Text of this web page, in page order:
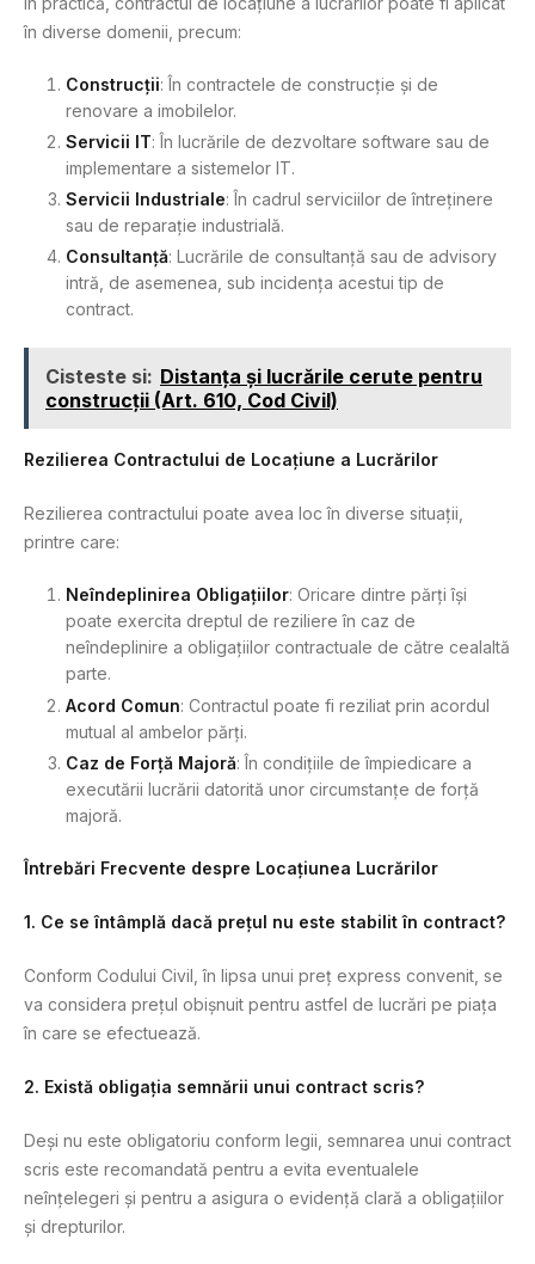
în diverse domenii, precum:
Construcții: În contractele de construcție și de
renovare a imobilelor.
Servicii IT: În lucrările de dezvoltare software sau de
implementare a sistemelor IT.
Servicii Industriale: În cadrul serviciilor de întreținere
sau de reparație industrială.
Consultanță: Lucrările de consultanță sau de advisory
intră, de asemenea, sub incidența acestui tip de
contract.
Cisteste si: Distanța și lucrările cerute pentru
construcții (Art. 610, Cod Civil)
Rezilierea Contractului de Locațiune a Lucrărilor
Rezilierea contractului poate avea loc în diverse situații,
printre care:
Neîndeplinirea Obligațiilor: Oricare dintre părți își
poate exercita dreptul de reziliere în caz de
neîndeplinire a obligațiilor contractuale de către cealaltă
parte.
Acord Comun: Contractul poate fi reziliat prin acordul
mutual al ambelor părți.
Caz de Forță Majoră: În condițiile de împiedicare a
executării lucrării datorită unor circumstanțe de forță
majoră.
Întrebări Frecvente despre Locațiunea Lucrărilor
1. Ce se întâmplă dacă prețul nu este stabilit în contract?
Conform Codului Civil, în lipsa unui preț express convenit, se
va considera prețul obișnuit pentru astfel de lucrări pe piața
în care se efectuează.
2. Există obligația semnării unui contract scris?
Deși nu este obligatoriu conform legii, semnarea unui contract
scris este recomandată pentru a evita eventualele
neînțelegeri și pentru a asigura o evidență clară a obligațiilor
și drepturilor.